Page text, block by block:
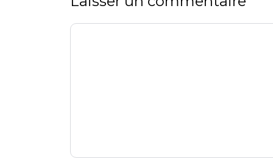
Commentaire
Nom
E-
Site